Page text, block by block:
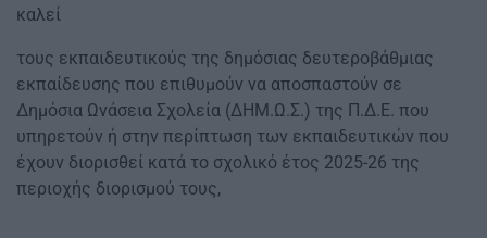
καλεί
τους εκπαιδευτικούς της δημόσιας δευτεροβάθμιας
εκπαίδευσης που επιθυμούν να αποσπαστούν σε
Δημόσια Ωνάσεια Σχολεία (ΔΗΜ.Ω.Σ.) της Π.Δ.Ε. που
υπηρετούν ή στην περίπτωση των εκπαιδευτικών που
έχουν διορισθεί κατά το σχολικό έτος 2025-26 της
περιοχής διορισμού τους,